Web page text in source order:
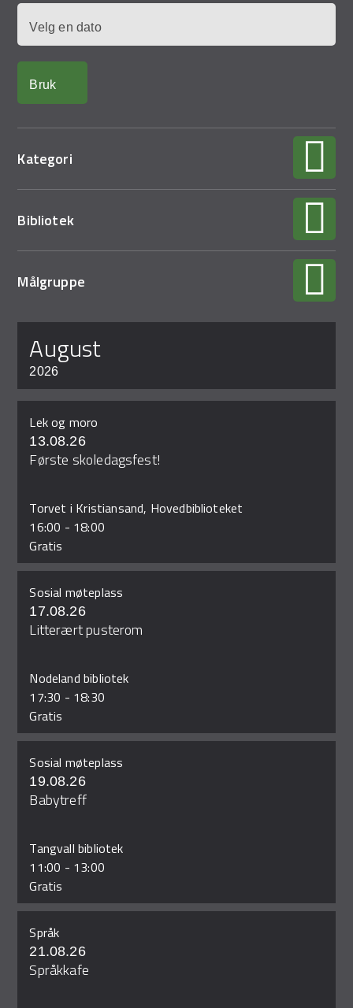
Kategori
Bibliotek
Målgruppe
august
2026
Lek og moro
13.08.26
Første skoledagsfest!
Torvet i Kristiansand, Hovedbiblioteket
16:00 - 18:00
Gratis
Sosial møteplass
17.08.26
Litterært pusterom
Nodeland bibliotek
17:30 - 18:30
Gratis
Sosial møteplass
19.08.26
Babytreff
Tangvall bibliotek
11:00 - 13:00
Gratis
Språk
21.08.26
Språkkafe